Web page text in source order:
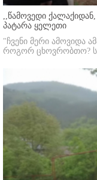
,,წამოვედი
პატარა ყელეთი
"ჩვენი მერი ამოვიდა
როგორ ცხოვრობთო?